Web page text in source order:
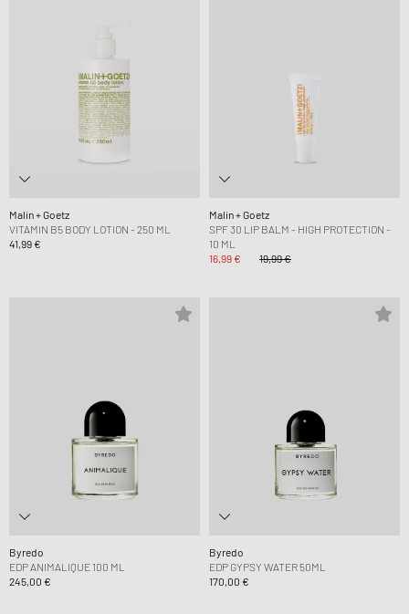
Malin + Goetz
VITAMIN B5 BODY LOTION - 250 ML
41,99 €
Malin + Goetz
SPF 30 LIP BALM - HIGH PROTECTION -
10 ML
16,99 €
19,99 €
Byredo
EDP ANIMALIQUE 100 ML
245,00 €
Byredo
EDP GYPSY WATER 50ML
170,00 €